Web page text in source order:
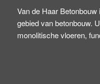
Van de Haar
gebied van betonbouw.
monolitische vloeren,